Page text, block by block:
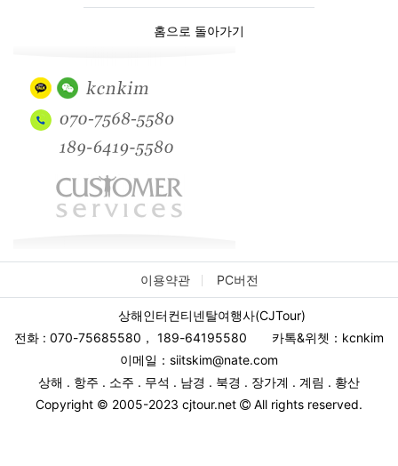
홈으로 돌아가기
이용약관 PC버전
상해인터컨티넨탈여행사(CJTour)
전화 : 070-75685580 ， 189-64195580
카톡&위쳇：kcnkim
이메일：siitskim@nate.com
상해 . 항주 . 소주 . 무석 . 남경 . 북경 . 장가계 . 계림 . 황산
Copyright © 2005-2023 cjtour.net
All rights reserved.